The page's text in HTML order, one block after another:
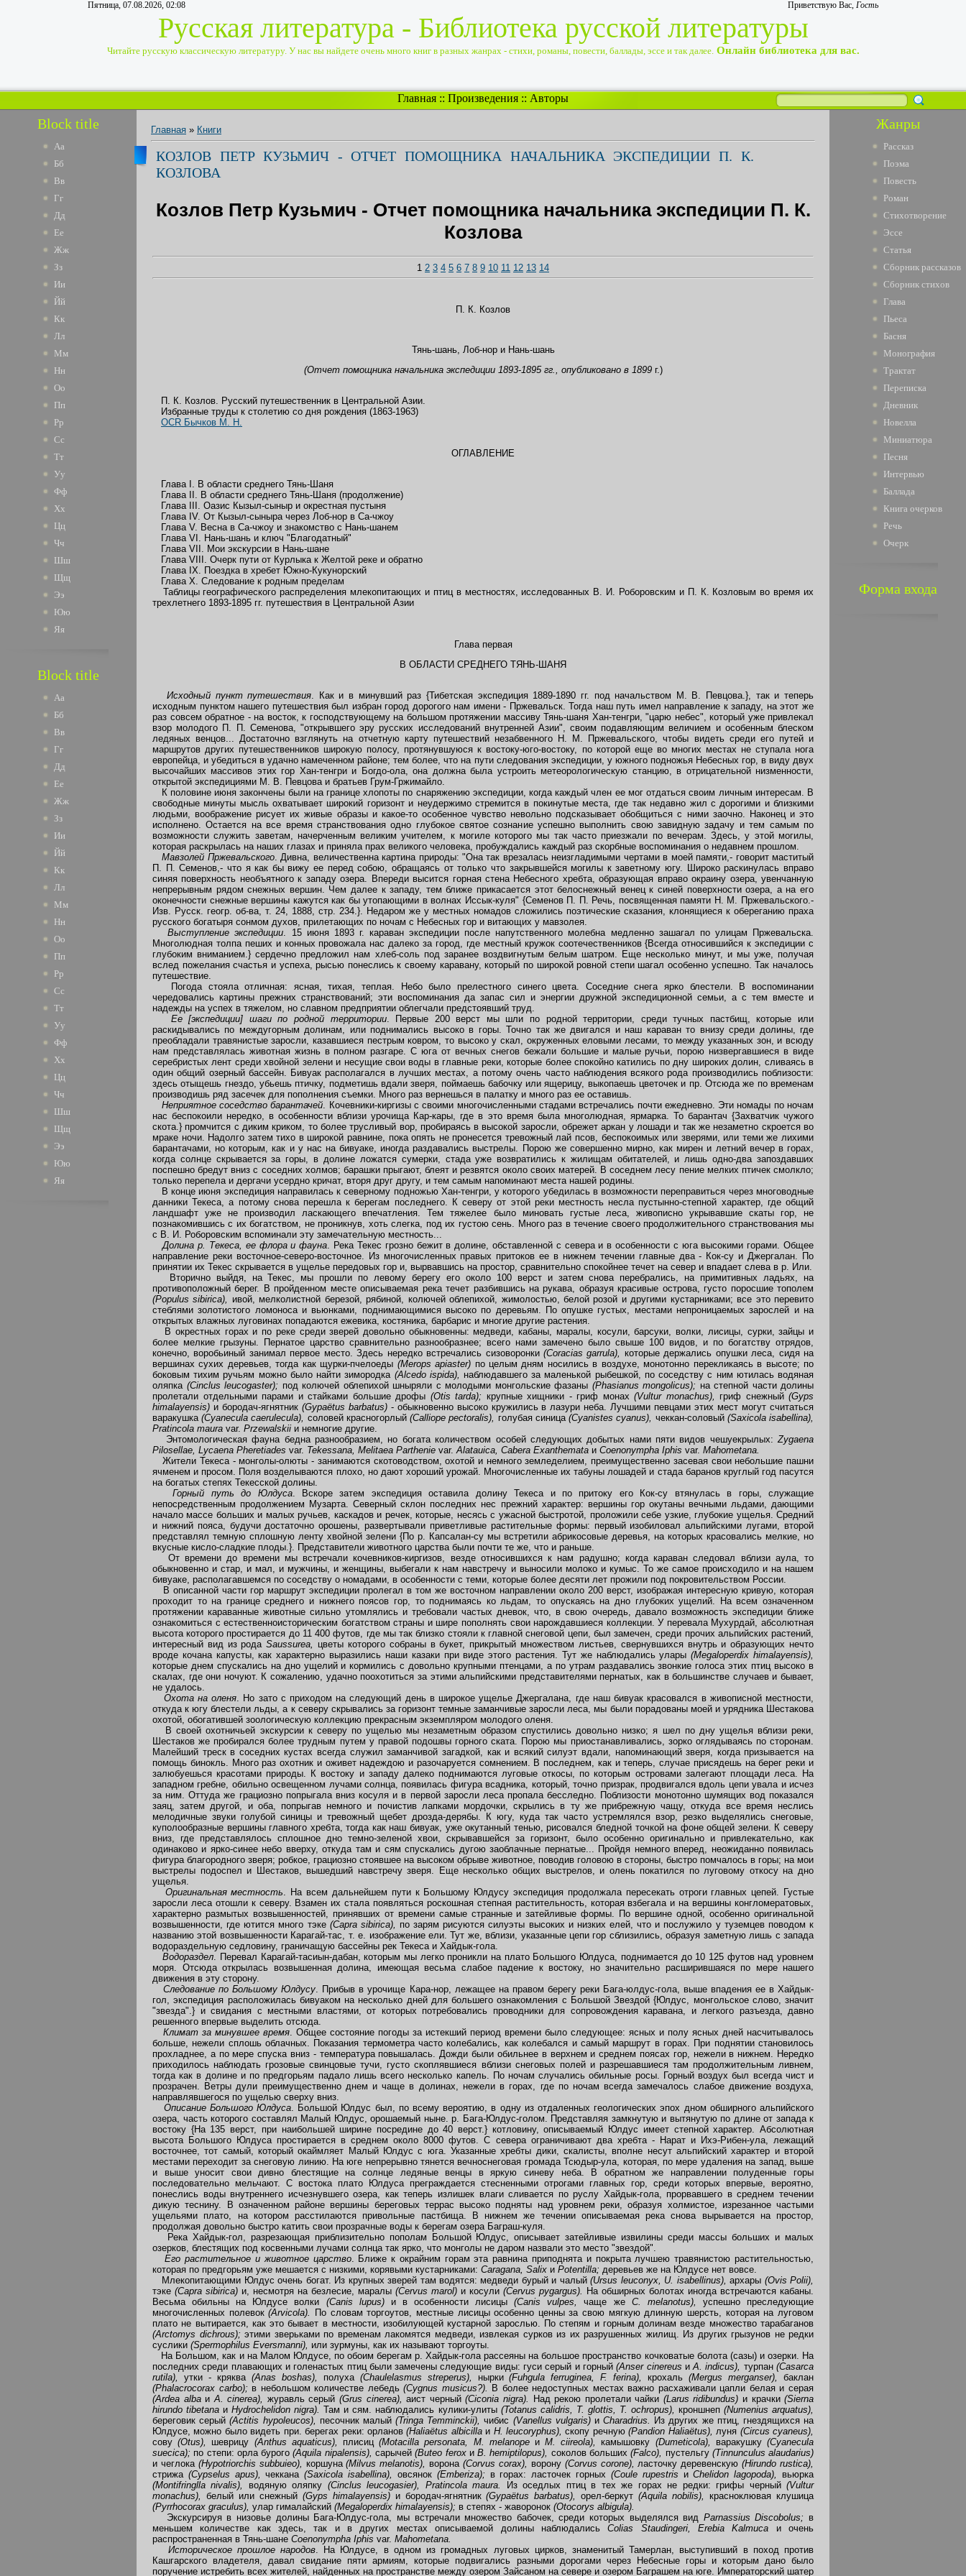
Пятница, 07.08.2026, 02:08 Приветствую Вас, Гость
Русская литература - Библиотека русской литературы
Читайте русскую классическую литературу. У нас вы найдете очень много книг в разных жанрах - стихи, романы, повести, баллады, эссе и так далее. Онлайн библиотека для вас.
Главная :: Произведения :: Авторы
Block title
Аа
Бб
Вв
Гг
Дд
Ее
Жж
Зз
Ии
Йй
Кк
Лл
Мм
Нн
Оо
Пп
Рр
Сс
Тт
Уу
Фф
Хх
Цц
Чч
Шш
Щщ
Ээ
Юю
Яя
Block title
Аа
Бб
Вв
Гг
Дд
Ее
Жж
Зз
Ии
Йй
Кк
Лл
Мм
Нн
Оо
Пп
Рр
Сс
Тт
Уу
Фф
Хх
Цц
Чч
Шш
Щщ
Ээ
Юю
Яя
Главная » Книги
КОЗЛОВ ПЕТР КУЗЬМИЧ - ОТЧЕТ ПОМОЩНИКА НАЧАЛЬНИКА ЭКСПЕДИЦИИ П. К.
КОЗЛОВА
Козлов Петр Кузьмич - Отчет помощника начальника экспедиции П. К.
Козлова
1 2 3 4 5 6 7 8 9 10 11 12 13 14
П. К. Козлов
Тянь-шань, Лоб-нор и Нань-шань
(Отчет помощника начальника экспедиции 1893-1895 гг., опубликовано в 1899 г.)
П. К. Козлов. Русский путешественник в Центральной Азии.
Избранные труды к столетию со дня рождения (1863-1963)
OCR Бычков М. Н.
ОГЛАВЛЕНИЕ
Глава I. В области среднего Тянь-Шаня
Глава II. В области среднего Тянь-Шаня (продолжение)
Глава III. Оазис Кызыл-сыныр и окрестная пустыня
Глава IV. От Кызыл-сыныра через Лоб-нор в Са-чжоу
Глава V. Весна в Са-чжоу и знакомство с Нань-шанем
Глава VI. Нань-шань и ключ "Благодатный"
Глава VII. Мои экскурсии в Нань-шане
Глава VIII. Очерк пути от Курлыка к Желтой реке и обратно
Глава IX. Поездка в хребет Южно-Кукунорский
Глава X. Следование к родным пределам
Таблицы географического распределения млекопитающих и птиц в местностях, исследованных В. И. Роборовским и П. К. Козловым во время их
трехлетнего 1893-1895 гг. путешествия в Центральной Азии
Глава первая
В ОБЛАСТИ СРЕДНЕГО ТЯНЬ-ШАНЯ
Исходный пункт путешествия . Как и в минувший раз {Тибетская экспедиция 1889-1890 гг. под начальством М. В. Певцова.}, так и теперь
исходным пунктом нашего путешествия был избран город дорогого нам имени - Пржевальск. Тогда наш путь имел направление к западу, на этот же
раз совсем обратное - на восток, к господствующему на большом протяжении массиву Тянь-шаня Хан-тенгри, "царю небес", который уже привлекал
взор молодого П. П. Семенова, "открывшего эру русских исследований внутренней Азии", своим подавляющим величием и особенным блеском
ледяных венцов... Достаточно взглянуть на отчетную карту путешествий незабвенного H. M. Пржевальского, чтобы видеть среди его путей и
маршрутов других путешественников широкую полосу, протянувшуюся к востоку-юго-востоку, по которой еще во многих местах не ступала нога
европейца, и убедиться в удачно намеченном районе; тем более, что на пути следования экспедиции, у южного подножья Небесных гор, в виду двух
высочайших массивов этих гор Хан-тенгри и Богдо-ола, она должна была устроить метеорологическую станцию, в отрицательной низменности,
открытой экспедициями М. В. Певцова и братьев Грум-Гржимайло.
К половине июня закончены были на границе хлопоты по снаряжению экспедиции, когда каждый член ее мог отдаться своим личным интересам. В
свободные минуты мысль охватывает широкий горизонт и неудержимо стремится в покинутые места, где так недавно жил с дорогими и близкими
людьми, воображение рисует их живые образы и какое-то особенное чувство невольно подсказывает обобщиться с ними заочно. Наконец и это
исполнено. Остается на все время странствования одно глубокое святое сознание успешно выполнить свою завидную задачу и тем самым по
возможности служить заветам, начерченным великим учителем, к могиле которого мы так часто приезжали по вечерам. Здесь, у этой могилы,
которая раскрылась на наших глазах и приняла прах великого человека, пробуждались каждый раз скорбные воспоминания о недавнем прошлом.
Мавзолей Пржевальского. Дивна, величественна картина природы: "Она так врезалась неизгладимыми чертами в моей памяти,- говорит маститый
П. П. Семенов,- что я как бы вижу ее перед собою, обращаясь от только что закрывшейся могилы к заветному югу. Широко раскинулась вправо
синяя поверхность необъятного к западу озера. Впереди высится горная стена Небесного хребта, образующая вправо окраину озера, увенчанную
непрерывным рядом снежных вершин. Чем далее к западу, тем ближе прикасается этот белоснежный венец к синей поверхности озера, а на его
оконечности снежные вершины кажутся как бы утопающими в волнах Иссык-куля" {Семенов П. П. Речь, посвященная памяти Н. М. Пржевальского.-
Изв. Русск. геогр. об-ва, т. 24, 1888, стр. 234.}.
Недаром же у местных номадов сложились поэтические сказания, клонящиеся к обереганию праха
русского богатыря сонмом духов, прилетающих по ночам с Небесных гор и витающих у мавзолея.
Выступление экспедиции . 15 июня 1893 г. караван экспедиции после напутственного молебна медленно зашагал по улицам Пржевальска.
Многолюдная толпа пеших и конных провожала нас далеко за город, где местный кружок соотечественников {Всегда относившийся к экспедиции с
глубоким вниманием.} сердечно предложил нам хлеб-соль под заранее воздвигнутым белым шатром. Еще несколько минут, и мы уже, получая
вслед пожелания счастья и успеха, рысью понеслись к своему каравану, который по широкой ровной степи шагал особенно успешно. Так началось
путешествие.
Погода стояла отличная: ясная, тихая, теплая. Небо было прелестного синего цвета. Соседние снега ярко блестели. В воспоминании
чередовались картины прежних странствований; эти воспоминания да запас сил и энергии дружной экспедиционной семьи, а с тем вместе и
надежды на успех в тяжелом, но славном предприятии облегчали предстоявший труд.
Ее [экспедиции] шаги по родной территории. Первые 200 верст мы шли по родной территории, среди тучных пастбищ, которые или
раскидывались по междугорным долинам, или поднимались высоко в горы. Точно так же двигался и наш караван то внизу среди долины, где
преобладали травянистые заросли, казавшиеся пестрым ковром, то высоко у скал, окруженных еловыми лесами, то между указанных зон, и всюду
нам представлялась животная жизнь в полном разгаре. С юга от вечных снегов бежали большие и малые ручьи, порою низвергавшиеся в виде
серебристых лент среди хвойной зелени и несущие свои воды в главные реки, которые более спокойно катились по дну широких долин, сливаясь в
один общий озерный бассейн. Бивуак располагался в лучших местах, а потому очень часто наблюдения всякого рода производились поблизости:
здесь отыщешь гнездо, убьешь птичку, подметишь вдали зверя, поймаешь бабочку или ящерицу, выкопаешь цветочек и пр. Отсюда же по временам
производишь ряд засечек для пополнения съемки. Много раз вернешься в палатку и много раз ее оставишь.
Неприятное соседство барантачей . Кочевники-киргизы с своими многочисленными стадами встречались почти ежедневно. Эти номады по ночам
нас беспокоили нередко, в особенности вблизи урочища Кар-кары, где в это время была многолюдная, ярмарка. То барантач {Захватчик чужого
скота.} промчится с диким криком, то более трусливый вор, пробираясь в высокой заросли, обрежет аркан у лошади и так же незаметно скроется во
мраке ночи. Надолго затем тихо в широкой равнине, пока опять не пронесется тревожный лай псов, беспокоимых или зверями, или теми же лихими
барантачами, но которым, как и у нас на бивуаке, иногда раздавались выстрелы. Порою же совершенно мирно, как мирен и летний вечер в горах,
когда солнце скрывается за горы, в долине ложатся сумерки, стада уже возвратились к жилищам обитателей, и лишь одно-два запоздавших
поспешно бредут вниз с соседних холмов; барашки прыгают, блеят и резвятся около своих матерей. В соседнем лесу пение мелких птичек смолкло;
только перепела и дергачи усердно кричат, вторя друг другу, и тем самым напоминают места нашей родины.
В конце июня экспедиция направилась к северному подножью Хан-тенгри, у которого убедилась в возможности переправиться через многоводные
данники Текеса, а потому снова перешла к берегам последнего. К северу от этой реки местность несла пустынно-степной характер, где общий
ландшафт уже не производил ласкающего впечатления. Тем тяжелее было миновать густые леса, живописно укрывавшие скаты гор, не
познакомившись с их богатством, не проникнув, хоть слегка, под их густою сень. Много раз в течение своего продолжительного странствования мы
с В. И. Роборовским вспоминали эту замечательную местность...
Долина р. Текеса, ее флора и фауна . Река Текес грозно бежит в долине, обставленной с севера и в особенности с юга высокими горами. Общее
направление реки восточное-северо-восточное. Из многочисленных правых притоков ее в нижнем течении главные два - Кок-су и Джергалан. По
принятии их Текес скрывается в ущелье передовых гор и, вырвавшись на простор, сравнительно спокойнее течет на север и впадает слева в р. Или.
Вторично выйдя, на Текес, мы прошли по левому берегу его около 100 верст и затем снова перебрались, на примитивных ладьях, на
противоположный берег. В пройденном месте описываемая река течет разбившись на рукава, образуя красивые острова, густо поросшие тополем
(Populus sibirica), ивой, мелколистной березой, рябиной, колючей облепихой, жимолостью, белой розой и другими кустарниками; все это перевито
стеблями золотистого ломоноса и вьюнками, поднимающимися высоко по деревьям. По опушке густых, местами непроницаемых зарослей и на
открытых влажных луговинах попадаются ежевика, костяника, барбарис и многие другие растения.
В окрестных горах и по реке среди зверей довольно обыкновенны: медведи, кабаны, маралы, косули, барсуки, волки, лисицы, сурки, зайцы и
более мелкие грызуны. Пернатое царство сравнительно разнообразнее; всего нами замечено было свыше 100 видов, и по богатству отрядов,
конечно, воробьиный занимал первое место. Здесь нередко встречались сизоворонки (Coracias garrula), которые держались опушки леса, сидя на
вершинах сухих деревьев, тогда как щурки-пчелоеды (Merops apiaster) по целым дням носились в воздухе, монотонно перекликаясь в высоте; по
боковым тихим ручьям можно было найти зимородка (Alcedo ispida), наблюдавшего за маленькой рыбешкой, по соседству с ним ютилась водяная
оляпка (Cinclus leucogaster); под колючей облепихой шныряли с молодыми монгольские фазаны (Phasianus mongolicus); на степной части долины
пролетали отдельными парами и стайками большие дрофы (Otis tarda); крупные хищники - гриф монах (Vultur monachus), гриф снежный (Gyps
himalayensis) и бородач-ягнятник (Gypaëtus barbatus) - обыкновенно высоко кружились в лазури неба. Лучшими певцами этих мест могут считаться
варакушка(Cyanecula caerulecula) соловей красногорлый(Calliope pectoralis), голубая синица(Cyanistes cyanus), чеккан-соловый (Saxicola isabellina),
Pratincola maura var. Przewalskii и немногие другие.
Энтомологическая фауна бедна разнообразием, но богата количеством особей следующих добытых нами пяти видов чешуекрылых: Zygaena
Pilosellae, Lycaena Pheretiades var. Tekessana, Melitaea Parthenie var. Alatauica, Cabera Exanthemata и Coenonympha Iphis var. Mahometana.
Жители Текеса - монголы-олюты - занимаются скотоводством, охотой и немного земледелием, преимущественно засевая свои небольшие пашни
ячменем и просом. Поля возделываются плохо, но дают хороший урожай. Многочисленные их табуны лошадей и стада баранов круглый год пасутся
на богатых степях Текесской долины.
Горный путь до Юлдуса. Вскоре затем экспедиция оставила долину Текеса и по притоку его Кок-су втянулась в горы, служащие
непосредственным продолжением Музарта. Северный склон последних нес прежний характер: вершины гор окутаны вечными льдами, дающими
начало массе больших и малых ручьев, каскадов и речек, которые, несясь с ужасной быстротой, проложили себе узкие, глубокие ущелья. Средний
и нижний пояса, будучи достаточно орошены, развертывали приветливые растительные формы: первый изобиловал альпийскими лугами, второй
представлял темную сплошную ленту хвойной зелени {По р. Капсалан-су мы встретили абрикосовые деревья, на которых красовались мелкие, но
вкусные кисло-сладкие плоды.}. Представители животного царства были почти те же, что и раньше.
От времени до времени мы встречали кочевников-киргизов, везде относившихся к нам радушно; когда караван следовал вблизи аула, то
обыкновенно и стар, и мал, и мужчины, и женщины, выбегали к нам навстречу и выносили молоко и кумыс. То же самое происходило и на нашем
бивуаке, располагавшемся по соседству о номадами, в особенности с теми, которые более десяти лет прожили под покровительством России.
В описанной части гор маршрут экспедиции пролегал в том же восточном направлении около 200 верст, изображая интересную кривую, которая
проходит то на границе среднего и нижнего поясов гор, то поднимаясь ко льдам, то опускаясь на дно глубоких ущелий. На всем означенном
протяжении караванные животные сильно утомлялись и требовали частых дневок, что, в свою очередь, давало возможность экспедиции ближе
ознакомиться с естественноисторическим богатством страны и шире пополнять свои нарождавшиеся коллекции. У перевала Мухурдай, абсолютная
высота которого простирается до 11 400 футов, где мы так близко стояли к главной снеговой цепи, был замечен, среди прочих альпийских растений,
интересный вид из родаSaussurea, цветы которого собраны в букет, прикрытый множеством листьев, свернувшихся внутрь и образующих нечто
вроде кочана капусты, как характерно выразились наши казаки при виде этого растения. Тут же наблюдались улары(Megaloperdix himalayensis),
которые днем спускались на дно ущелий и кормились с довольно крупными птенцами, а по утрам раздавались звонкие голоса этих птиц высоко в
скалах, где они ночуют. К сожалению, удачно поохотиться за этими альпийскими представителями пернатых, как в большинстве случаев и бывает,
не удалось.
Охота на оленя . Но зато с приходом на следующий день в широкое ущелье Джергалана, где наш бивуак красовался в живописной местности,
откуда к югу блестели льды, а к северу скрывались за горизонт темные заманчивые заросли леса, мы были порадованы моей и урядника Шестакова
охотой, обогатившей зоологическую коллекцию прекрасным экземпляром молодого оленя.
В своей охотничьей экскурсии к северу по ущелью мы незаметным образом спустились довольно низко; я шел по дну ущелья вблизи реки,
Шестаков же пробирался более трудным путем у правой подошвы горного ската. Порою мы приостанавливались, зорко оглядываясь по сторонам.
Малейший треск в соседних кустах всегда служил заманчивой загадкой, как и всякий силуэт вдали, напоминающий зверя, когда призывается на
помощь бинокль. Много раз охотник и оживет надеждою и разочаруется сомнением. В последнем, как и теперь, случае присядешь на берег реки и
залюбуешься красотами природы. К востоку и западу далеко поднимаются луговые откосы, по которым островами залегают площади леса. На
западном гребне, обильно освещенном лучами солнца, появилась фигура всадника, который, точно призрак, продвигался вдоль цепи увала и исчез
за ним. Оттуда же грациозно попрыгала вниз косуля и в первой заросли леса пропала бесследно. Поблизости монотонно шумящих вод показался
заяц, затем другой, и оба, попрыгав немного и почистив лапками мордочки, скрылись в ту же прибрежную чащу, откуда все время неслись
мелодичные звуки голубой синицы и тревожный щебет дрозда-дерябы. К югу, куда так часто устремлялся взор, резко выделялись снеговые,
куполообразные вершины главного хребта, тогда как наш бивуак, уже окутанный тенью, рисовался бледной точкой на фоне общей зелени. К северу
вниз, где представлялось сплошное дно темно-зеленой хвои, скрывавшейся за горизонт, было особенно оригинально и привлекательно, как
одинаково и ярко-синее небо вверху, откуда там и сям спускались дугою заоблачные пернатые... Пройдя немного вперед, неожиданно появилась
фигура благородного зверя; робкое, грациозно стоявшее на высоком обрыве животное, поводив головою в стороны, быстро помчалось в горы; на мои
выстрелы подоспел и Шестаков, вышедший навстречу зверя. Еще несколько общих выстрелов, и олень покатился по луговому откосу на дно
ущелья.
Оригинальная местность . На всем дальнейшем пути к Большому Юлдусу экспедиция продолжала пересекать отроги главных цепей. Густые
заросли леса отошли к северу. Взамен их стала появляться роскошная степная растительность, которая взбегала и на вершины конгломератовых,
характерно размытых возвышенностей, принявших от времени самые странные и затейливые формы. По вершине одной, особенно оригинальной
возвышенности, где ютится много тэке (Capra sibirica), по зарям рисуются силуэты высоких и низких елей, что и послужило у туземцев поводом к
названию этой возвышенности Карагай-тас, т. е. изображение ели. Тут же, вблизи, указанные цепи гор сблизились, образуя заметную лишь с запада
водораздельную седловину, граничащую бассейны рек Текеса и Хайдык-гола.
Водораздел . Перевал Карагай-тасиын-дабан, которым мы легко проникли на плато Большого Юлдуса, поднимается до 10 125 футов над уровнем
моря. Отсюда открылась возвышенная долина, имеющая весьма слабое падение к востоку, но значительно расширившаяся по мере нашего
движения в эту сторону.
Следование по Большому Юлдусу . Прибыв в урочище Кара-нор, лежащее на правом берегу реки Бага-юлдус-гола, выше впадения ее в Хайдык-
гол, экспедиция расположилась бивуаком на несколько дней для большего ознакомления с Большой Звездой {Юлдус, монгольское слово, значит
"звезда".} и свидания с местными властями, от которых потребовались проводники для сопровождения каравана, и легкого разъезда, давно
решенного впервые выделить отсюда.
Климат за минувшее время . Общее состояние погоды за истекший период времени было следующее: ясных и полу ясных дней насчитывалось
больше, нежели сплошь облачных. Показания термометра часто колебались, как колебался и самый маршрут в горах. При поднятии становилось
прохладнее, а по мере спуска вниз - температура повышалась. Дожди были обильнее в верхнем и среднем поясах гор, нежели в нижнем. Нередко
приходилось наблюдать грозовые свинцовые тучи, густо скоплявшиеся вблизи снеговых полей и разрешавшиеся там продолжительным ливнем,
тогда как в долине и по предгорьям падало лишь всего несколько капель. По ночам случались обильные росы. Горный воздух был всегда чист и
прозрачен. Ветры дули преимущественно днем и чаще в долинах, нежели в горах, где по ночам всегда замечалось слабое движение воздуха,
направлявшегося по ущелью сверху вниз.
Описание Большого Юлдуса . Большой Юлдус был, по всему вероятию, в одну из отдаленных геологических эпох дном обширного альпийского
озера, часть которого составлял Малый Юлдус, орошаемый ныне. р. Бага-Юлдус-голом. Представляя замкнутую и вытянутую по длине от запада к
востоку {На 135 верст, при наибольшей ширине посредине до 40 верст.} котловину, описываемый Юлдус имеет степной характер. Абсолютная
высота Большого Юлдуса простирается в среднем около 8000 футов. С севера ограничивают два хребта - Нарат и Ихэ-Рибен-ула, лежащий
восточнее, тот самый, который окаймляет Малый Юлдус с юга. Указанные хребты дики, скалисты, вполне несут альпийский характер и второй
местами переходит за снеговую линию. На юге непрерывно тянется вечноснеговая громада Тсюдыр-ула, которая, по мере удаления на запад, выше
и выше уносит свои дивно блестящие на солнце ледяные венцы в яркую синеву неба. В обратном же направлении полуденные горы
последовательно мельчают. С востока плато Юлдуса преграждается стесненными отрогами главных гор, среди которых впервые, вероятно,
понеслись воды внутреннего исчезнувшего озера, как теперь излишек влаги сливается по руслу Хайдык-гола, прорвавшего в среднем течении
дикую теснину. В означенном районе вершины береговых террас высоко подняты над уровнем реки, образуя холмистое, изрезанное частыми
ущельями плато, на котором расстилаются привольные пастбища. В нижнем же течении описываемая река снова вырывается на простор,
продолжая довольно быстро катить свои прозрачные воды к берегам озера Баграш-куля.
Река Хайдык-гол, разрезающая приблизительно пополам Большой Юлдус, описывает затейливые извилины среди массы больших и малых
озерков, блестящих под косвенными лучами солнца так ярко, что монголы не даром назвали это место "звездой".
Его растительное и животное царство. Ближе к окрайним горам эта равнина приподнята и покрыта лучшею травянистою растительностью,
которая по предгорьям уже мешается с низкими, корявыми кустарниками: Caragana, Salix и Potentilla; деревьев же на Юлдусе нет вовсе.
Млекопитающими Юлдус очень богат. Из крупных зверей там водятся: медведи бурый и чалый(Ursus leuconyx, U. isabellinus),архары (Ovis Polii),
тэке (Capra sibirica) и, несмотря на безлесие, маралы (Cervus marol) и косули (Cervus pygargus).
На обширных болотах иногда встречаются кабаны.
Весьма обильны на Юлдусе волки (Canis lupus) и в особенности лисицы(Canis vulpes,чаще же С. melanotus), успешно преследующие
многочисленных полевок(Arvicola).
По словам торгоутов, местные лисицы особенно ценны за свою мягкую длинную шерсть, которая на луговом
плато не вытирается, как это бывает в местности, изобилующей кустарной зарослью. По степям и горным долинам везде множество тарабаганов
(Arctomys dichrous); этими зверьками по временам лакомятся медведи, извлекая сурков из их разрушенных жилищ. Из других грызунов не редки
суслики (Spermophilus Eversmanni), или зурмуны, как их называют торгоуты.
На Большом, как и на Малом Юлдусе, по обоим берегам р. Хайдык-гола рассеяны на большое пространство кочковатые болота (сазы) и озерки. На
последних среди плавающих и голенастых птиц были замечены следующие виды: гуси серый и горный(Anser cinereus иA. indicus), турпан(Casarca
rutila), утки - кряква (Anas boshas), полуха (Chaulelasmus streperus), нырки(Fuhgula ferruginea, F. ferina),крохаль(Mergus merganser),баклан
(Phalacrocorax carbo); в небольшом количестве лебедь(Cygnus musicus?).
В более недоступных местах важно расхаживали цапли белая и серая
(Ardea alba и A. cinerea), журавль серый(Grus cinerea),аист черный(Ciconia nigra). Над рекою пролетали чайки (Larus ridibundus) и крачки(Sierna
hirundo tibetana иHydrochelidon nigra).Там и сям. наблюдались кулики-улиты (Totanus calidris, T. glottis, T. ochropus), кроншнеп (Numenius arquatus),
береговик серый(Actitis hypoleucos), песочник малый(Tringa Temminckii),чибис (Vanellus vulgaris) иCharadrius.
Из других же птиц, гнездящихся на
Юлдусе, можно было видеть при. берегах реки: орланов(Haliaëtus albicilla и H. leucoryphus),скопу речную(Pandion Haliaёtus), луня (Circus cyaneus),
сову(Otus), шеврицу (Anthus aquaticus), плисиц(Motacilla personata, M. melanope иM. ciireola),камышовку (Dumeticola), варакушку (Cyanecula
suecica); по степи: орла бурого(Aquila nipalensis), сарычей(Buteo ferox иВ.hemiptilopus), соколов больших(Falco), пустельгу (Тinnunculus alaudarius)
и чеглока (Hypotriorchis subbuieo), коршуна(Milvus melanotis), ворона (Corvus corax), ворону (Corvus corone), ласточку деревенскую(Hirundo rustica),
стрижа (Cypselus apus),чеккана(Saxicola isabellina), овсянок (Emberiza); в горах: ласточек горных (Coule rupestris иChelidon lagopoda), вьюрка
(Montifringlla nivalis), водяную оляпку (Cinclus leucogasier), Pratincola maura. Из оседлых птиц в тех же горах не редки: грифы черный(Vultur
monachus), белый или снежный (Gyps himalayensis) и бородач-ягнятник(Gypaëtus barbatus),орел-беркут(Aquilanobilis),красноклювая клушица
(Pyrrhocorax graculus), улар гималайский (Megaloperdix himalayensis); в степях - жаворонок (Otocorys albigula).
Экскурсируя в низовье долины Бага-Юлдус-гола, мы встречали множество бабочек, среди которых выделялся вид Parnassius Discobolus; в
меньшем количестве как здесь, так и в других местах описываемой долины наблюдалисьColias Staudingeri, Erebia Kalmuca и очень
распространенная в Тянь-шане Coenonympha Iphis var. Mahometana.
Историческое прошлое народов . На Юлдусе, в одном из громадных луговых цирков, знаменитый Тамерлан, выступивший в поход против
Кашгарского владетеля, давал свидание пяти армиям, которые подвигались разными дорогами через Небесные горы и которым дано было
поручение истребить всех жителей, найденных на пространстве между озером Зайсаном на севере и озером Баграшем на юге. Императорский шатер
Жанры
Рассказ
Поэма
Повесть
Роман
Стихотворение
Эссе
Статья
Сборник рассказов
Сборник стихов
Глава
Пьеса
Басня
Монография
Трактат
Переписка
Дневник
Новелла
Миниатюра
Песня
Интервью
Баллада
Книга очерков
Речь
Очерк
Форма входа